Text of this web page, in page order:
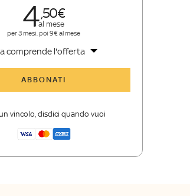
450
al mese
per 3 mesi, poi 9€ al mese
comprende l'offerta
ABBONATI
vincolo, disdici quando vuoi